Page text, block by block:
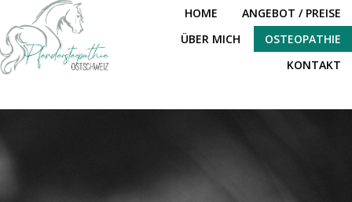
HOME
ANGEBOT / PREISE
ÜBER MICH
OSTEOPATHIE
KONTAKT